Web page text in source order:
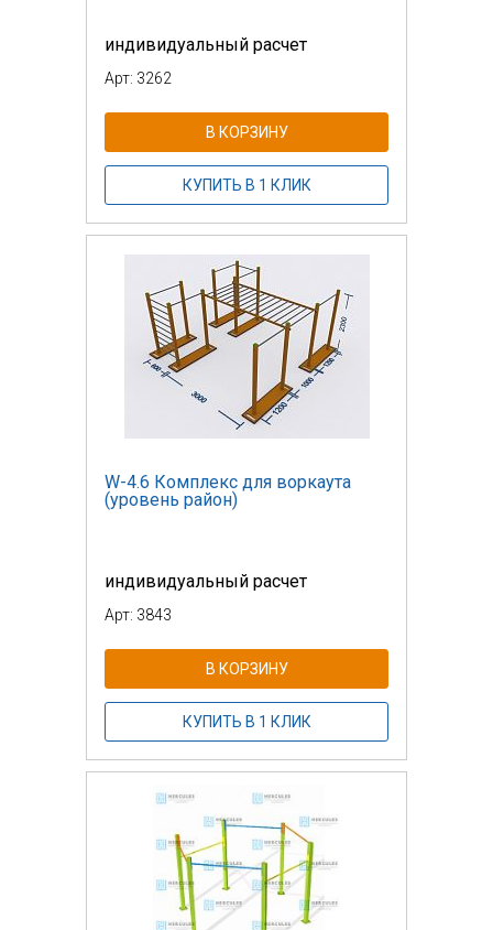
индивидуальный расчет
Арт: 3262
В КОРЗИНУ
КУПИТЬ В 1 КЛИК
W-4.6 Комплекс для воркаута
(уровень район)
индивидуальный расчет
Арт: 3843
В КОРЗИНУ
КУПИТЬ В 1 КЛИК